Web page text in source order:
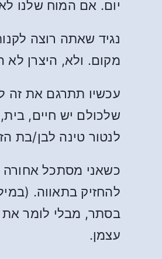
יום. אם המוח שלנו
נגיד שאתה רוצה
מקום. ולא, היצרן
עכשיו תתרגם את זה
שלכולם יש חיים,
לנטור טינה לבן/בת
כשאני מסתכל אחורה
להחזיק בתאווה.
בסתר, מבלי לומר
עצמן.